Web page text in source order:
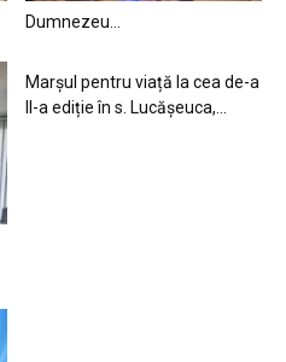
Dumnezeu…
Marșul pentru viață la cea de-a
II-a ediție în s. Lucășeuca,...